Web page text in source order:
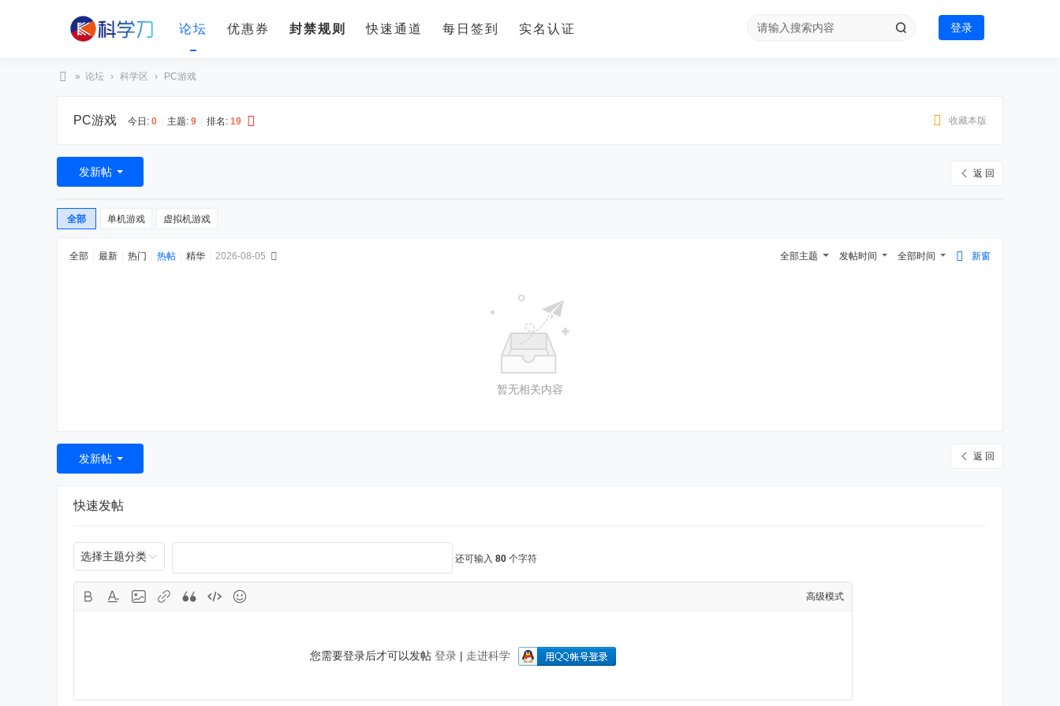
论坛 优惠券 封禁规则 快速通道 每日签到 实名认证 登录
» 论坛 › 科学区 › PC游戏
收藏本版
PC游戏 今日: 0 主题: 9 排名: 19
返 回
发新帖
全部 单机游戏 虚拟机游戏
新窗
全部时间
发帖时间
全部主题
全部 最新 热门 热帖 精华 2026-08-05
暂无相关内容
返 回
发新帖
快速发帖
选择主题分类 还可输入 80 个字符
高级模式
您需要登录后才可以发帖 登录 | 走进科学